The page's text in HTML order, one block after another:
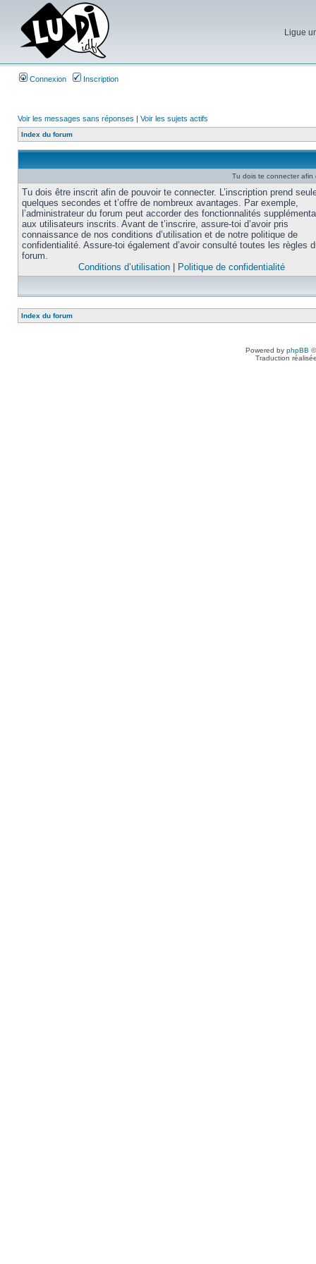
Ligue
Connexion Inscription
Voir les messages sans réponses | Voir les sujets actifs
Index du forum
Tu dois te connecter afin
Tu dois être inscrit afin de pouvoir te connecter. L’inscription prend
quelques secondes et t’offre de nombreux avantages. Par exemple,
l’administrateur du forum peut accorder des fonctionnalités
aux utilisateurs inscrits. Avant de t’inscrire, assure-toi d’avoir pris
connaissance de nos conditions d’utilisation et de notre politique de
confidentialité. Assure-toi également d’avoir consulté toutes les règles
forum.
Conditions d’utilisation
Politique de confidentialité
Index du forum
Powered by phpBB
Traduction